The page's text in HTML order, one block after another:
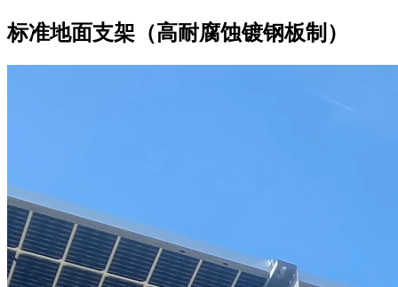
标准地面支架（高耐腐蚀镀钢板制）